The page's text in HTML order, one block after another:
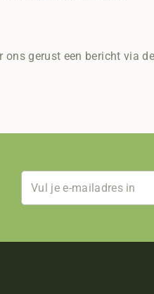
gerust een bericht via de